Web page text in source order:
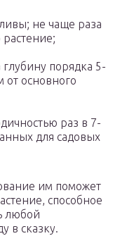
не чаще раза
порядка 5-
от основного
раз в 7-
для садовых
им поможет
способное
любой
в сказку.